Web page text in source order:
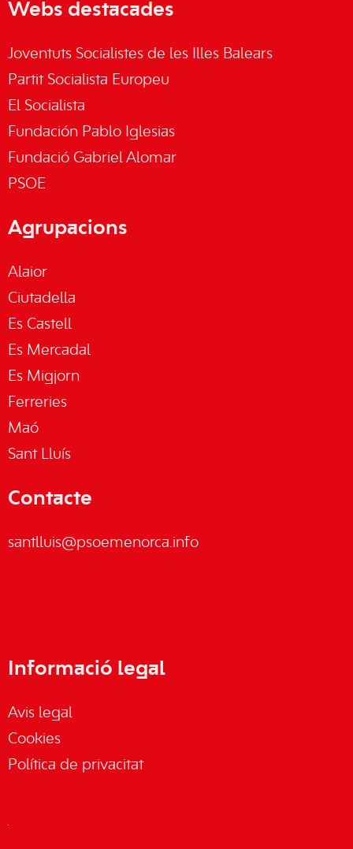
Webs destacades
Joventuts Socialistes de les Illes Balears
Partit Socialista Europeu
El Socialista
Fundación Pablo Iglesias
Fundació Gabriel Alomar
PSOE
Agrupacions
Alaior
Ciutadella
Es Castell
Es Mercadal
Es Migjorn
Ferreries
Maó
Sant Lluís
Contacte
santlluis@psoemenorca.info
Informació legal
Avis legal
Cookies
Política de privacitat